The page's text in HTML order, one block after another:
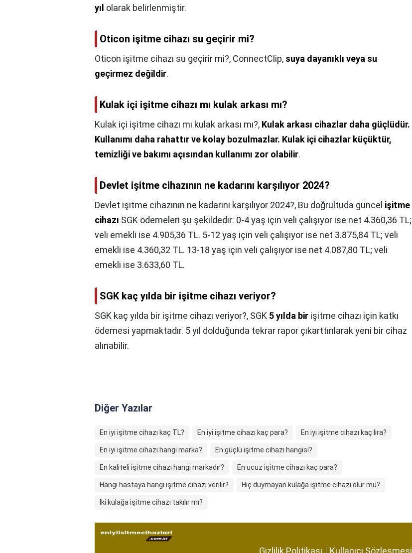
yıl olarak belirlenmiştir.
Oticon işitme cihazı su geçirir mi?
Oticon işitme cihazı su geçirir mi?, ConnectClip, suya dayanıklı veya su
geçirmez değildir.
Kulak içi işitme cihazı mı kulak arkası mı?
Kulak içi işitme cihazı mı kulak arkası mı?, Kulak arkası cihazlar daha güçlüdür.
Kullanımı daha rahattır ve kolay bozulmazlar. Kulak içi cihazlar küçüktür,
temizliği ve bakımı açısından kullanımı zor olabilir.
Devlet işitme cihazının ne kadarını karşılıyor 2024?
Devlet işitme cihazının ne kadarını karşılıyor 2024?, Bu doğrultuda güncel işitme
cihazı SGK ödemeleri şu şekildedir: 0-4 yaş için veli çalışıyor ise net 4.360,36 TL;
veli emekli ise 4.905,36 TL. 5-12 yaş için veli çalışıyor ise net 3.875,84 TL; veli
emekli ise 4.360,32 TL. 13-18 yaş için veli çalışıyor ise net 4.087,80 TL; veli
emekli ise 3.633,60 TL.
SGK kaç yılda bir işitme cihazı veriyor?
SGK kaç yılda bir işitme cihazı veriyor?, SGK 5 yılda bir işitme cihazı için katkı
ödemesi yapmaktadır. 5 yıl dolduğunda tekrar rapor çıkarttırılarak yeni bir cihaz
alınabilir.
Diğer Yazılar
En iyi işitme cihazı kaç TL? En iyi işitme cihazı kaç para? En iyi işitme cihazı kaç lira?
En iyi işitme cihazı hangi marka? En güçlü işitme cihazı hangisi?
En kaliteli işitme cihazı hangi markadır? En ucuz işitme cihazı kaç para?
Hangi hastaya hangi işitme cihazı verilir? Hiç duymayan kulağa işitme cihazı olur mu?
Iki kulağa işitme cihazı takılır mı?
Gizlilik Politikası Kullanıcı Sözleşmesi